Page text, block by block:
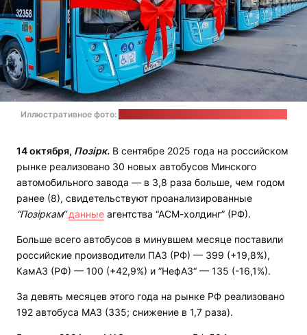
Иллюстративное фото:
14 октября, Позірк. В сентябре 2025 года на российском
рынке реализовано 30 новых автобусов Минского
автомобильного завода — в 3,8 раза больше, чем годом
ранее (8), свидетельствуют проанализированные
“Позіркам“ данные агентства “АСМ-холдинг” (РФ).
Больше всего автобусов в минувшем месяце поставили
российские производители ПАЗ (РФ) — 399 (+19,8%),
КамАЗ (РФ) — 100 (+42,9%) и ”НефАЗ“ — 135 (-16,1%).
За девять месяцев этого года на рынке РФ реализовано
192 автобуса МАЗ (335; снижение в 1,7 раза).